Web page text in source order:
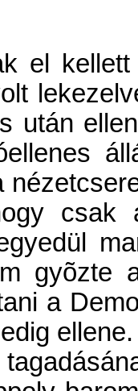
el
után
csak
gyõzte
a
ellene.